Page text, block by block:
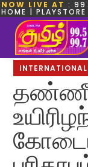
NOW LIVE AT :
HOME |
INTERNATIONAL
தண்ணீர்